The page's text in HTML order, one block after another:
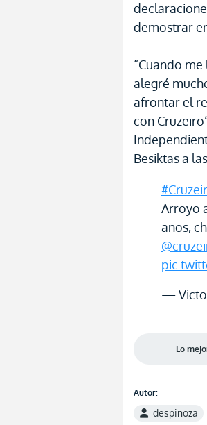
demostrar
“Cuando
alegré
afrontar el
con
Besiktas a
Arroyo
anos,
—
Lo
Autor:
despinoza